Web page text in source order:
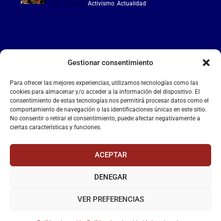
Gestionar consentimiento
Para ofrecer las mejores experiencias, utilizamos tecnologías como las
cookies para almacenar y/o acceder a la información del dispositivo. El
consentimiento de estas tecnologías nos permitirá procesar datos como el
comportamiento de navegación o las identificaciones únicas en este sitio.
No consentir o retirar el consentimiento, puede afectar negativamente a
ciertas características y funciones.
ACEPTAR
DENEGAR
VER PREFERENCIAS
Jul 15, 2026 |Activismo,Actualidad
LA FALANGE
Reproductor
de
vídeo